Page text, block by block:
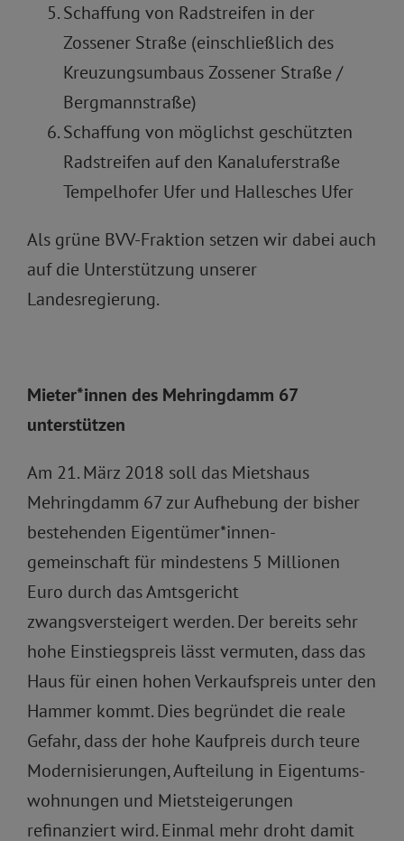
Schaffung von Radstreifen in der
Zossener Straße (einschließlich des
Kreuzungsumbaus Zossener Straße /
Bergmannstraße)
Schaffung von möglichst geschützten
Radstreifen auf den Kanaluferstraße
Tempelhofer Ufer und Hallesches Ufer
Als grüne BVV-Fraktion setzen wir dabei auch
auf die Unterstützung unserer
Landesregierung.
Mieter*innen des Mehringdamm 67
unterstützen
Am 21. März 2018 soll das Mietshaus
Mehringdamm 67 zur Aufhebung der bisher
bestehenden Eigentümer*innen-
gemeinschaft für mindestens 5 Millionen
Euro durch das Amtsgericht
zwangsversteigert werden. Der bereits sehr
hohe Einstiegspreis lässt vermuten, dass das
Haus für einen hohen Verkaufspreis unter den
Hammer kommt. Dies begründet die reale
Gefahr, dass der hohe Kaufpreis durch teure
Modernisierungen, Aufteilung in Eigentums-
wohnungen und Mietsteigerungen
refinanziert wird. Einmal mehr droht damit